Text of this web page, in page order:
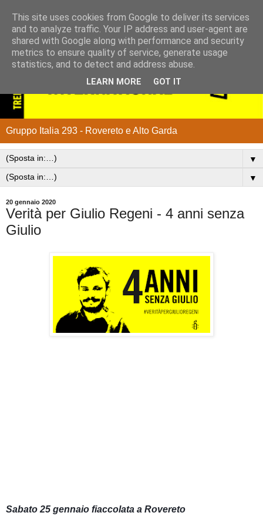
Gruppo Italia 293 - Rovereto e Alto Garda
▼
▼
20 gennaio 2020
Verità per Giulio Regeni - 4 anni senza
Giulio
Sabato 25 gennaio fiaccolata a Rovereto
This site uses cookies from Google to deliver its services
and to analyze traffic. Your IP address and user-agent are
shared with Google along with performance and security
metrics to ensure quality of service, generate usage
statistics, and to detect and address abuse.
LEARN MORE GOT IT